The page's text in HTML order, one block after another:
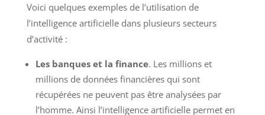
Voici quelques exemples de l’utilisation de
l’intelligence artificielle dans plusieurs secteurs
d’activité :
Les banques et la finance. Les millions et
millions de données financières qui sont
récupérées ne peuvent pas être analysées par
l’homme. Ainsi l’intelligence artificielle permet en